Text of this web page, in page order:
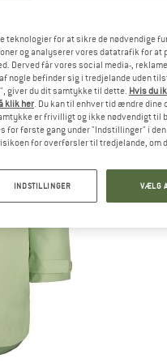
teknologier for at sikre de nødvendige
og analyserer vores datatrafik for at
Derved får vores social media-,
nogle befinder sig i tredjelande uden
giver du dit samtykke til dette. Hvis du
klik her. Du kan til enhver tid ændre
er frivilligt og ikke nødvendigt til
for første gang under "Indstillinger" i
for overførsler til tredjelande, om
INDSTILLINGER VÆLG